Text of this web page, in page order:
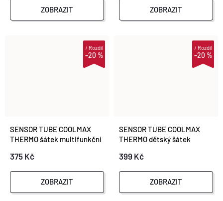
ZOBRAZIT ZOBRAZIT
–20 %
iRozdíl
SENSOR TUBE COOLMAX
THERMO šátek multifunkční
375 Kč
ZOBRAZIT
–20 %
iRozdíl
SENSOR TUBE COOLMAX
THERMO dětský šátek
399 Kč
ZOBRAZIT